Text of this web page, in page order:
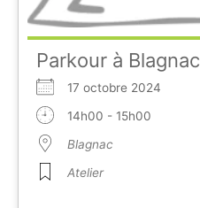
Parkour à Blagnac
17 octobre 2024
14h00 - 15h00
Blagnac
Atelier